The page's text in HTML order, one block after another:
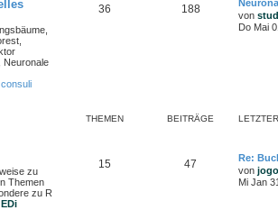
Neuronale
consuli
36 188
von
Do Mai
THEMEN BEITRÄGE
zu
Themen
zu R
EDi
15 47
Re:
von jogo
Mi Jan